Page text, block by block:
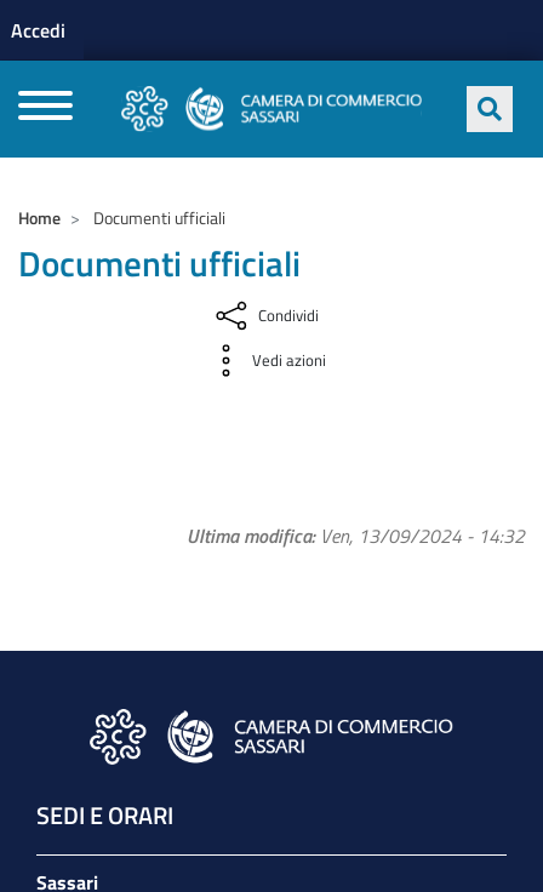
profilo utente
Accedi
Home Documenti ufficiali
Documenti ufficiali
Condividi
Vedi azioni
Ultima modifica Ven, 13/09/2024 - 14:32
SEDI E ORARI
Sassari